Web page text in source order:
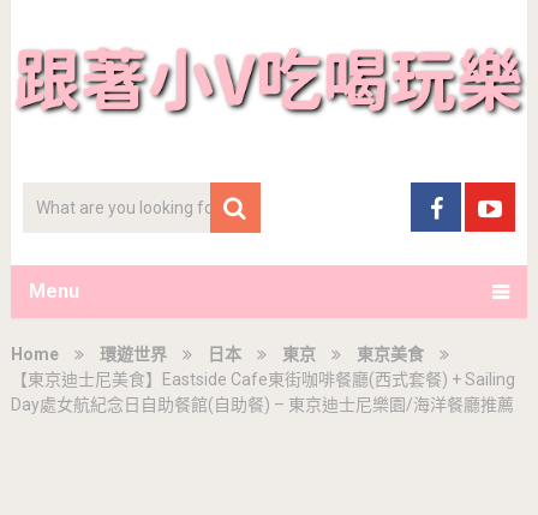
Menu
Home 環遊世界 日本 東京
東京美食
【東京迪士尼美食】Eastside Cafe東街咖啡餐廳(西式套餐) + Sailing
Day處女航紀念日自助餐館(自助餐) – 東京迪士尼樂園/海洋餐廳推薦